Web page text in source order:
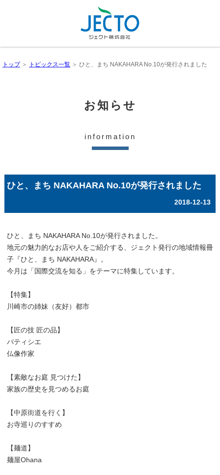
トップ＞ トピックス一覧 ＞ ひと、まち NAKAHARA No.10が発行されました
お知らせ
information
ひと、まち NAKAHARA No.10が発行されました
2018-12-13
ひと、まち NAKAHARA No.10が発行されました。
地元の魅力的なお店や人をご紹介する、ジェクト発行の地域情報冊
子『ひと、まち NAKAHARA』。
今月は「国際交流を知る」をテーマに特集しています。
【特集】
川崎市の姉妹（友好）都市
【匠の技 匠の品】
パティシエ
仏像作家
【素敵なお庭 見つけた】
家族の歴史を見つめるお庭
【中原街道を行く】
お寺巡りのすすめ
【麺道】
麺屋Ohana